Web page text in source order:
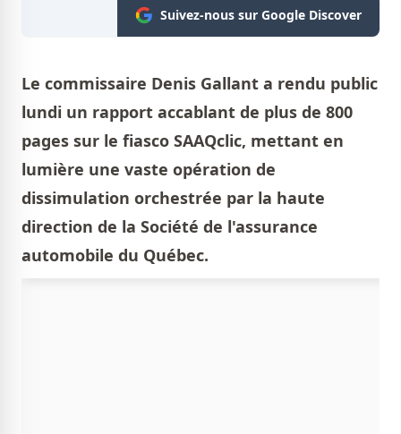
Suivez-nous sur Google Discover
Le commissaire Denis Gallant a rendu public
lundi un rapport accablant de plus de 800
pages sur le fiasco SAAQclic, mettant en
lumière une vaste opération de
dissimulation orchestrée par la haute
direction de la Société de l'assurance
automobile du Québec.